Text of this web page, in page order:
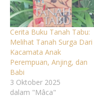
Cerita Buku Tanah Tabu:
Melihat Tanah Surga Dari
Kacamata Anak
Perempuan, Anjing, dan
Babi
3 Oktober 2025
dalam "Mâca"